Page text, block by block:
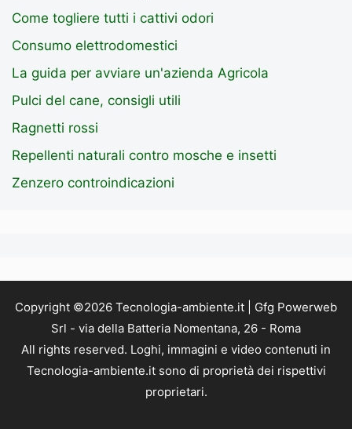
Come togliere tutti i cattivi odori
Consumo elettrodomestici
La guida per avviare un'azienda Agricola
Pulci del cane, consigli utili
Ragnetti rossi
Repellenti naturali contro mosche e insetti
Zenzero controindicazioni
Copyright ©2026 Tecnologia-ambiente.it | Gfg Powerweb
Srl - via della Batteria Nomentana, 26 - Roma
All rights reserved. Loghi, immagini e video contenuti in
Tecnologia-ambiente.it sono di proprietà dei rispettivi
proprietari.